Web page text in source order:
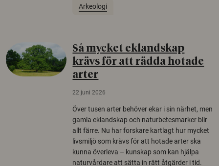
Arkeologi
Så mycket eklandskap
krävs för att rädda hotade
arter
22 juni 2026
Över tusen arter behöver ekar i sin närhet, men
gamla eklandskap och naturbetesmarker blir
allt färre. Nu har forskare kartlagt hur mycket
livsmiljö som krävs för att hotade arter ska
kunna överleva – kunskap som kan hjälpa
naturvårdare att sätta in rätt åtgärder i tid.